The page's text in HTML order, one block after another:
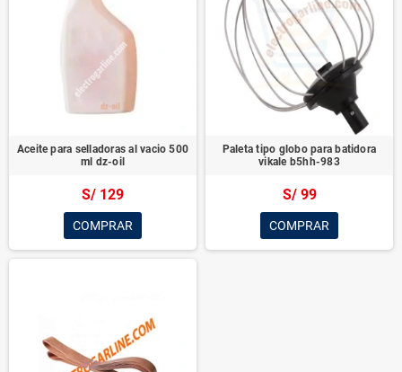
Aceite para selladoras al vacio 500
ml dz-oil
S/ 129
COMPRAR
Paleta tipo globo para batidora
vikale b5hh-983
S/ 99
COMPRAR